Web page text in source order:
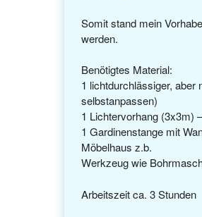
Somit stand mein
werden.
Benötigtes Material:
1 lichtdurchlässiger,
selbstanpassen)
1 Lichtervorhang (3x3m)
1 Gardinenstange mit
Möbelhaus z.b.
Werkzeug wie
Arbeitszeit ca. 3 Stunden